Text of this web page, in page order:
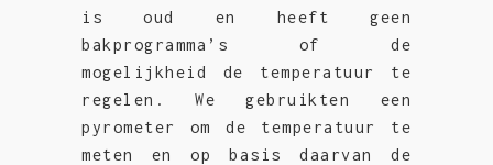
is oud en heeft geen
bakprogramma’s of de
mogelijkheid de temperatuur te
regelen. We gebruikten een
pyrometer om de temperatuur te
meten en op basis daarvan de